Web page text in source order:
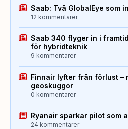
Saab: Två GlobalEye som
12 kommentarer
Saab 340 flyger in i
för hybridteknik
9 kommentarer
Finnair lyfter från förlust –
geoskuggor
0 kommentarer
Ryanair sparkar pilot som
24 kommentarer